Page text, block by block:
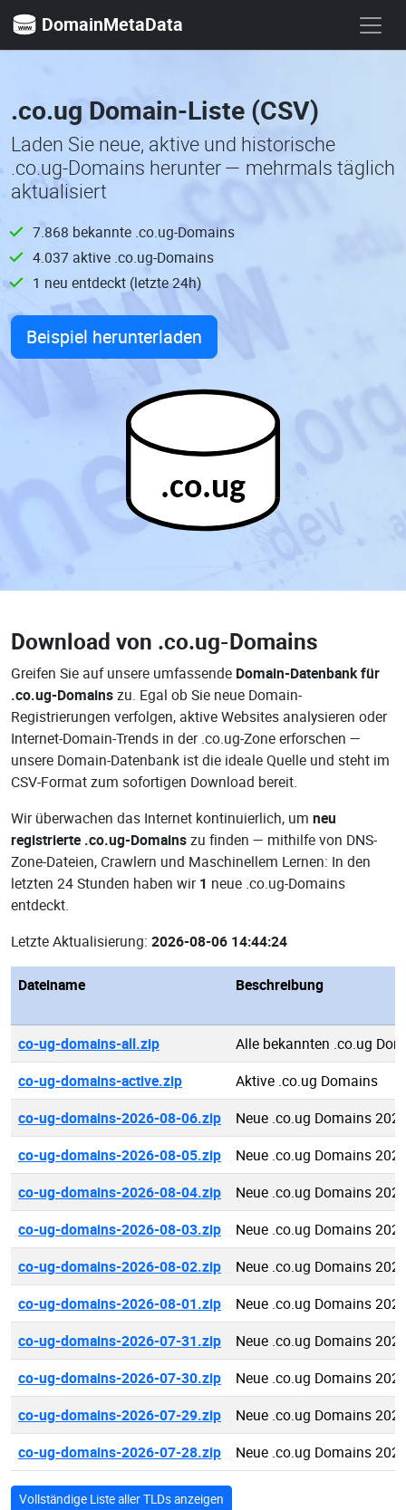
DomainMetaData
.co.ug Domain-Liste (CSV)
Laden Sie neue, aktive und historische
.co.ug-Domains herunter — mehrmals täglich
aktualisiert
7.868 bekannte .co.ug-Domains
4.037 aktive .co.ug-Domains
1 neu entdeckt (letzte 24h)
Beispiel herunterladen
.co.ug
Download von .co.ug-Domains
Greifen Sie auf unsere umfassende Domain-Datenbank für
.co.ug-Domainszu. Egal ob Sie neue Domain-
Registrierungen verfolgen, aktive Websites analysieren oder
Internet-Domain-Trends in der .co.ug-Zone erforschen —
unsere Domain-Datenbank ist die ideale Quelle und steht im
CSV-Format zum sofortigen Download bereit.
Wir überwachen das Internet kontinuierlich, um neu
registrierte .co.ug-Domainszu finden — mithilfe von DNS-
Zone-Dateien, Crawlern und Maschinellem Lernen: In den
letzten 24 Stunden haben wir 1 neue .co.ug-Domains
entdeckt.
Letzte Aktualisierung: 2026-08-06 14:44:24
Dateiname Beschreibung
co-ug-domains-all.zip
Alle bekannten .co.ug
co-ug-domains-active.zip
Aktive .co.ug Domains
co-ug-domains-2026-08-06.zip
Neue .co.ug Domains
co-ug-domains-2026-08-05.zip
Neue .co.ug Domains
co-ug-domains-2026-08-04.zip
Neue .co.ug Domains
co-ug-domains-2026-08-03.zip
Neue .co.ug Domains
co-ug-domains-2026-08-02.zip
Neue .co.ug Domains
co-ug-domains-2026-08-01.zip
Neue .co.ug Domains
co-ug-domains-2026-07-31.zip
Neue .co.ug Domains
co-ug-domains-2026-07-30.zip
Neue .co.ug Domains
co-ug-domains-2026-07-29.zip
Neue .co.ug Domains
co-ug-domains-2026-07-28.zip
Neue .co.ug Domains
Vollständige Liste aller TLDs anzeigen